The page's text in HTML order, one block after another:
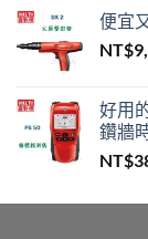
便宜
NT$
好用
鑽牆
NT$